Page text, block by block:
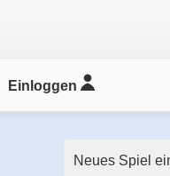
Einloggen
Neues Spiel